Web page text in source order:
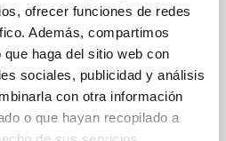
ofrecer funciones de redes
Además, compartimos
haga del sitio web con
sociales, publicidad y análisis
con otra información
o que hayan recopilado a
WITH CSK. SCREW, FORM:A
HARDENED AND BLACK
THREAD=M5X15 FORM=A
A MIN.=12 A MAX.=14